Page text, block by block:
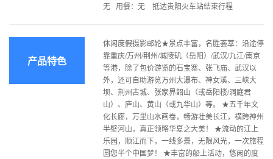
无 用餐：无 抵达贵阳火车站结束行程
产品特色
休闲度假摄影邮轮★景点丰富，名胜荟萃：沿途停
靠重庆/万州/荆州/城陵矶（岳阳）/武汉/九江/南京
等港，除了包价游览的石宝寨、张飞庙、武汉以
外，还可自助游览万州大瀑布、神女溪、三峡大
坝、荆州古城、张家界韶山（或岳阳楼/洞庭君
山）、庐山、黄山（或九华山）等。 ★五千年文
化长廊，万里山水画卷，畅游壮美长江，横跨神州
半壁河山，真正领略华夏之大美！ ★流动的江上
乐园，顺江而下，一线多景，无限风光，一次旅程
圆您半个中国梦！ ★丰富的船上活动，悠闲的度